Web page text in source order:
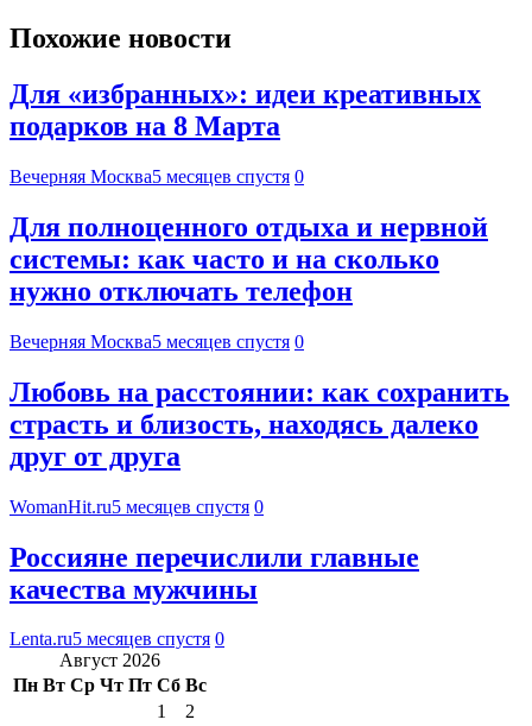
Похожие новости
Для «избранных»: идеи креативных
подарков на 8 Марта
Вечерняя Москва5 месяцев спустя 0
Для полноценного отдыха и нервной
системы: как часто и на сколько
нужно отключать телефон
Вечерняя Москва5 месяцев спустя 0
Любовь на расстоянии: как сохранить
страсть и близость, находясь далеко
друг от друга
WomanHit.ru5 месяцев спустя 0
Россияне перечислили главные
качества мужчины
Lenta.ru5 месяцев спустя 0
Август 2026
Пн Вт Ср Чт Пт Сб Вс
1
2